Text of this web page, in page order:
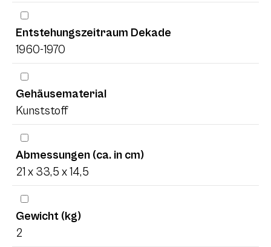
Entstehungszeitraum Dekade
1960-1970
Gehäusematerial
Kunststoff
Abmessungen (ca. in cm)
21 x 33,5 x 14,5
Gewicht (kg)
2